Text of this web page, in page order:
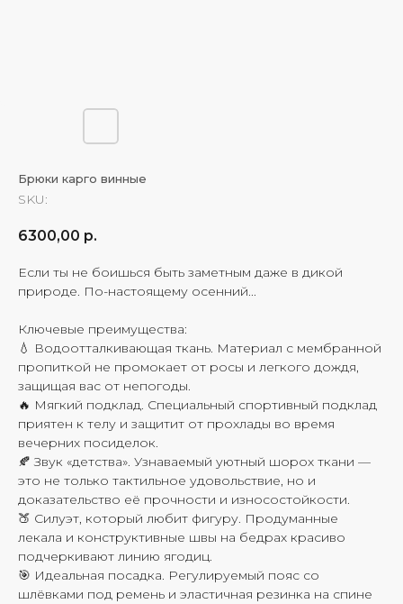
Брюки карго винные
SKU:
6300,00 р.
Если ты не боишься быть заметным даже в дикой
природе. По-настоящему осенний...
Ключевые преимущества:
💧 Водоотталкивающая ткань. Материал с мембранной
пропиткой не промокает от росы и легкого дождя,
защищая вас от непогоды.
🔥 Мягкий подклад. Специальный спортивный подклад
приятен к телу и защитит от прохлады во время
вечерних посиделок.
🍂 Звук «детства». Узнаваемый уютный шорох ткани —
это не только тактильное удовольствие, но и
доказательство её прочности и износостойкости.
🍑 Силуэт, который любит фигуру. Продуманные
лекала и конструктивные швы на бедрах красиво
подчеркивают линию ягодиц.
🎯 Идеальная посадка. Регулируемый пояс со
шлёвками под ремень и эластичная резинка на спине